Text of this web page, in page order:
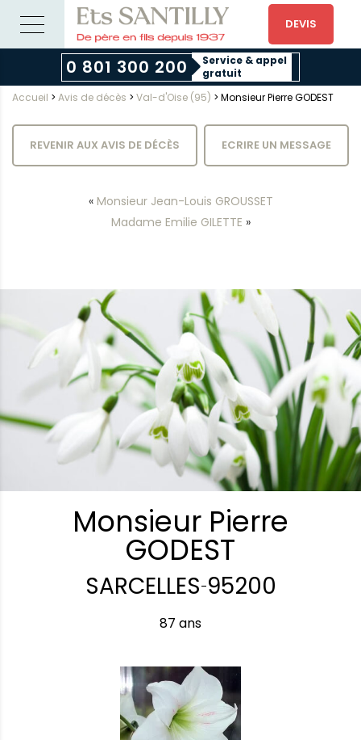
DEVIS
0 801 300 200
Service & appel
gratuit
Accueil > Avis de décès > Val-d'Oise (95) > Monsieur Pierre GODEST
REVENIR AUX AVIS DE DÉCÈS ECRIRE UN MESSAGE
« Monsieur Jean-Louis GROUSSET
Madame Emilie GILETTE »
Monsieur Pierre
GODEST
SARCELLES-95200
87 ans